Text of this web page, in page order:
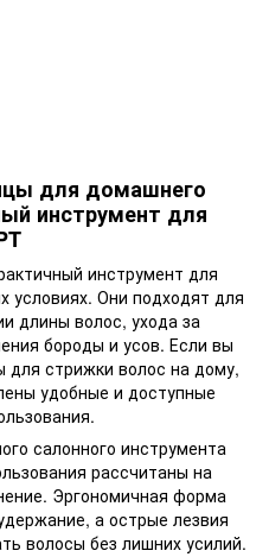
для домашнего
инструмент для
инструмент для
условиях. Они подходят для
длины волос, ухода за
бороды и усов. Если вы
стрижки волос на дому,
удобные и доступные
салонного инструмента
рассчитаны на
Эргономичная форма
а острые лезвия
волосы без лишних усилий.